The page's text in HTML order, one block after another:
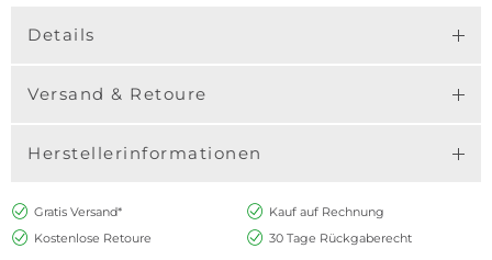
Details
Versand & Retoure
Herstellerinformationen
Gratis Versand*
Kauf auf Rechnung
Kostenlose Retoure
30 Tage Rückgaberecht